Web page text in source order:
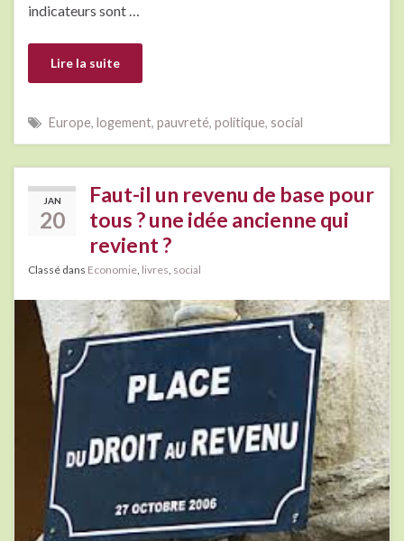
indicateurs sont …
Lire la suite
Europe, logement, pauvreté, politique, social
JAN
20
Faut-il un revenu de base pour
tous ? une idée ancienne qui
revient ?
Classé dans Economie livres social